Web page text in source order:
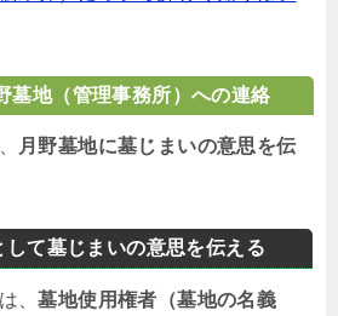
墓地（管理事務所）への連絡
月野墓地に墓じまいの意思を伝
して墓じまいの意思を伝える
、墓地使用権者（墓地の名義